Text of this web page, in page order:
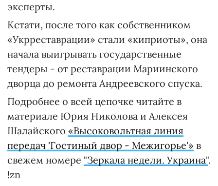
эксперты.
Кстати, после того как собственником
«Укрреставрации» стали «киприоты», она
начала выигрывать государственные
тендеры - от реставрации Мариинского
дворца до ремонта Андреевского спуска.
Подробнее о всей цепочке читайте в
материале Юрия Николова и Алексея
Шалайского «Высоковольтная линия
передач 'Гостиный двор - Межигорье'» в
свежем номере "Зеркала недели. Украина".
!zn